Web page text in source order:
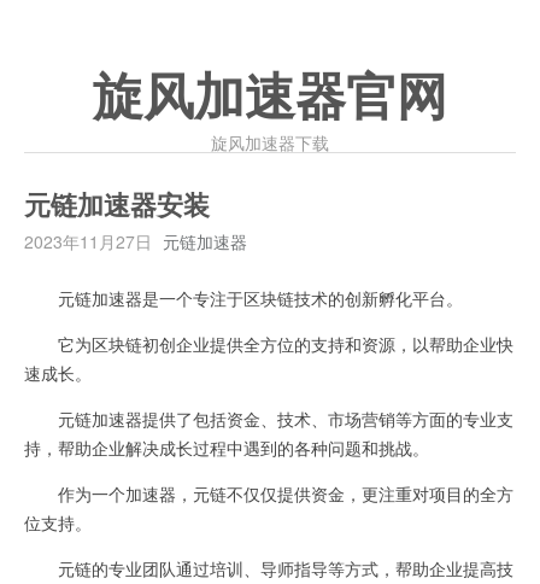
旋风加速器官网
旋风加速器下载
元链加速器安装
2023年11月27日 元链加速器
元链加速器是一个专注于区块链技术的创新孵化平台。
它为区块链初创企业提供全方位的支持和资源，以帮助企业快
速成长。
元链加速器提供了包括资金、技术、市场营销等方面的专业支
持，帮助企业解决成长过程中遇到的各种问题和挑战。
作为一个加速器，元链不仅仅提供资金，更注重对项目的全方
位支持。
元链的专业团队通过培训、导师指导等方式，帮助企业提高技